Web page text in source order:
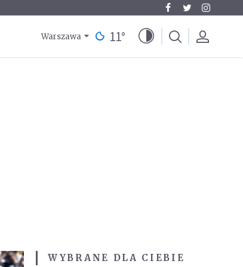
Warszawa 11°
WYBRANE DLA CIEBIE